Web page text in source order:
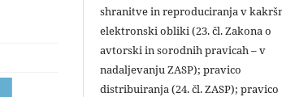
shranitve in reproduciranja v
elektronski obliki (23. čl. Zakona o
avtorski in sorodnih pravicah – v
nadaljevanju ZASP); pravico
distribuiranja (24. čl. ZASP); pravico